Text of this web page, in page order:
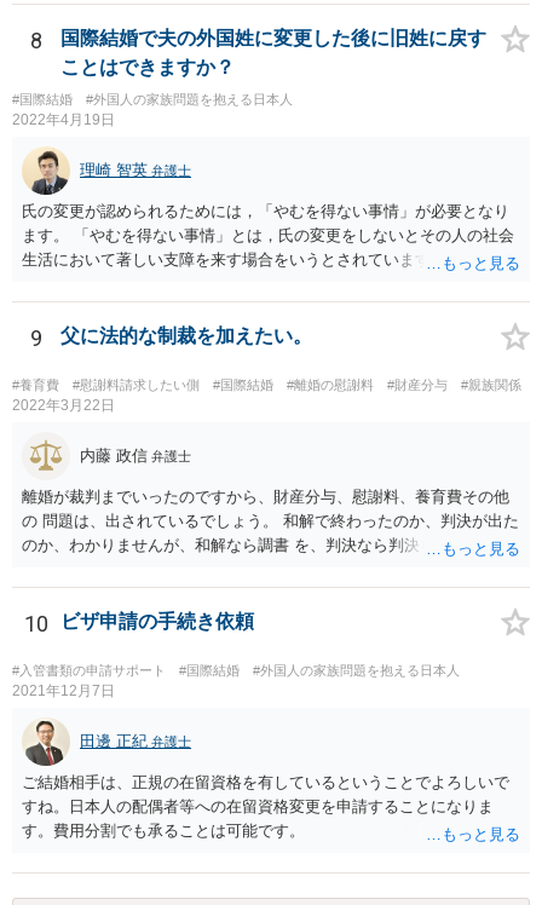
8
国際結婚で夫の外国姓に変更した後に旧姓に戻す
ことはできますか？
#国際結婚 #外国人の家族問題を抱える日本人
2022年4月19日
理崎 智英 弁護士
氏の変更が認められるためには，「やむを得ない事情」が必要となり
ます。 「やむを得ない事情」とは，氏の変更をしないとその人の社会
生活において著しい支障を来す場合をいうとされています。 中国の苗
由は，「やむを得ない事情」には該当しませんので，氏の変更を認め
てもらうことは難しいと思います。
9 父に法的な制裁を加えたい。
#養育費 #慰謝料請求したい側 #国際結婚 #離婚の慰謝料 #財産分与 #親族関係
2022年3月22日
内藤 政信 弁護士
離婚が裁判までいったのですから、財産分与、慰謝料、養育費その他
の 問題は、出されているでしょう。 和解で終わったのか、判決が出た
のか、わかりませんが、和解なら調書 を、判決なら判決を見せてもら
詳しく、双方の主張を 知ることができるでしょう。 疑問のいくつか
は、理解にいたるでしょう。 虐待でもないと、あなたの方から、父親
10 ビザ申請の手続き依頼
#入管書類の申請サポート #国際結婚 #外国人の家族問題を抱える日本人
2021年12月7日
田邊 正紀 弁護士
ご結婚相手は、正規の在留資格を有しているということでよろしいで
すね。日本人の配偶者等への在留資格変更を申請することになりま
す。費用分割でも承ることは可能です。